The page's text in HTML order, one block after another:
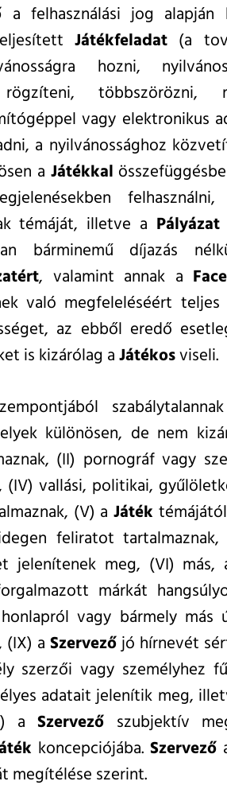
a felhasználási jog
Játékfeladat (a
hozni,
többszörözni,
vagy elektronikus
a nyilvánossághoz
a Játékkal
témáját, illetve a Pályázat
bárminemű díjazás
, valamint annak a
való megfeleléséért
az ebből eredő
is kizárólag aJátékosviseli.
különösen, de nem
(II) pornográf vagy
(IV) vallási, politikai,
(V) a Játék
feliratot tartalmaznak,
jelenítenek meg, (VI)
márkát
vagy bármely
(IX) a Szervezőjó hírnevét
szerzői vagy személyhez
adatait jelenítik meg,
aSzervező szubjektív
koncepciójába.Szervező
megítélése szerint.